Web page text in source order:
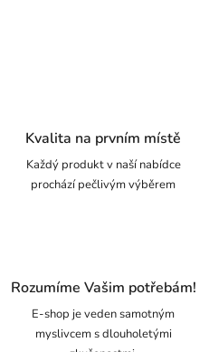
Kvalita na prvním místě
Každý produkt v naší nabídce
prochází pečlivým výběrem
Rozumíme Vašim potřebám!
E-shop je veden samotným
myslivcem s dlouholetými